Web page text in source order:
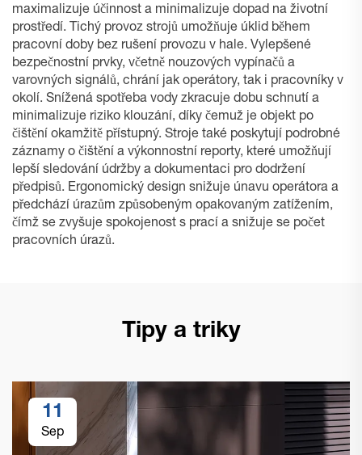
maximalizuje účinnost a minimalizuje dopad na životní
prostředí. Tichý provoz strojů umožňuje úklid během
pracovní doby bez rušení provozu v hale. Vylepšené
bezpečnostní prvky, včetně nouzových vypínačů a
varovných signálů, chrání jak operátory, tak i pracovníky v
okolí. Snížená spotřeba vody zkracuje dobu schnutí a
minimalizuje riziko klouzání, díky čemuž je objekt po
čištění okamžitě přístupný. Stroje také poskytují podrobné
záznamy o čištění a výkonnostní reporty, které umožňují
lepší sledování údržby a dokumentaci pro dodržení
předpisů. Ergonomický design snižuje únavu operátora a
předchází úrazům způsobeným opakovaným zatížením,
čímž se zvyšuje spokojenost s prací a snižuje se počet
pracovních úrazů.
Tipy a triky
11
Sep